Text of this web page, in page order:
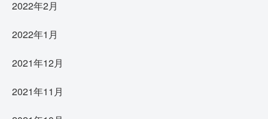
2022年2月
2022年1月
2021年12月
2021年11月